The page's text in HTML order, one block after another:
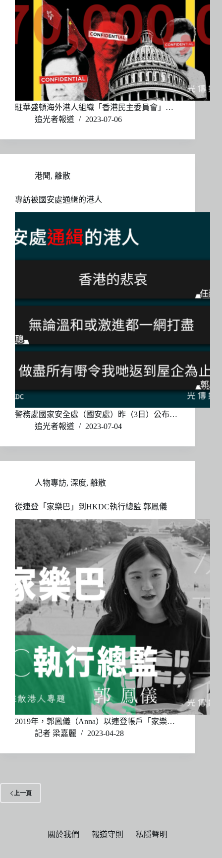
駐華盛頓海外港人組織「香港民主委員會」…
追光者報道
2023-07-06
港聞, 離散
專訪被國安處通緝的港人
警務處國家安全處（國安處）昨（3日）公布…
追光者報道
2023-07-04
人物專訪, 深度, 離散
從連登「家樂巴」到HKDC執行總監 郭鳳儀
2019年，郭鳳儀（Anna）以連登帳戶「家樂…
記者 梁嘉麗
2023-04-28
上一頁
關於我們 報道守則 私隱聲明